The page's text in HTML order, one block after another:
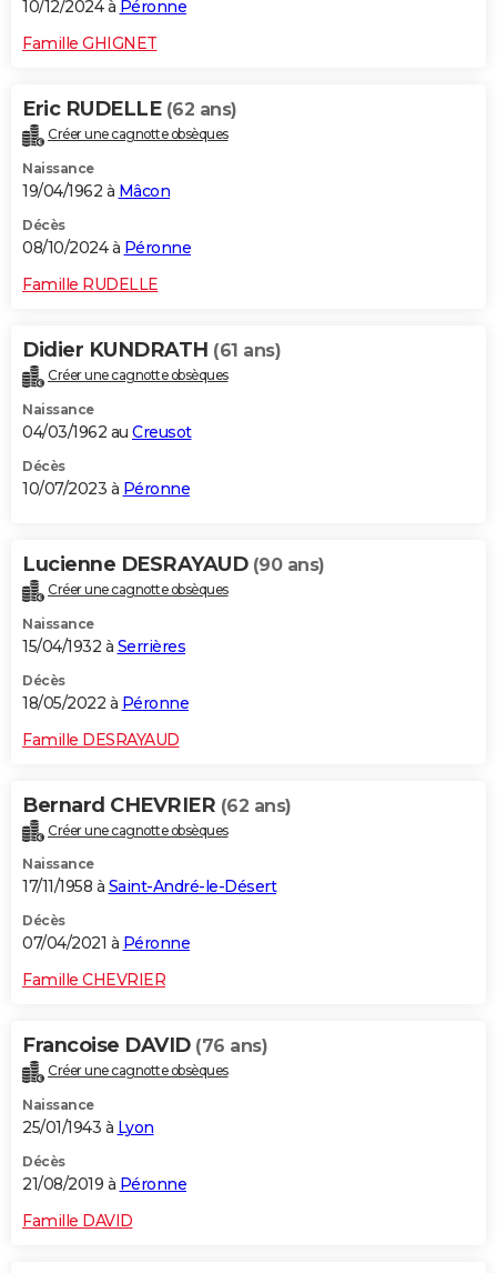
Carte de Noël
Carte Bonne année
Carte Saint-Valentin
Carte Pâques
Carte d'anniversaire
DICTIONNAIRE
Dictionnaire
Biographies
Citations
Expressions
Proverbes
PROGRAMME TV
S'inscrire
Se connecter
Lycées
Collèges
Primaires
Universités
Entreprises
Service militaire
Avis de recherche
AVIS DE DÉCÈS
FORUM
Bricolage
Lifestyle
Culture
Sport
Auto
Television
Voyage
Cinema
10/12/2024 à Péronne
Famille GHIGNET
Eric RUDELLE (62 ans)
Créer une cagnotte obsèques
Naissance
19/04/1962 à Mâcon
Décès
08/10/2024 à Péronne
Famille RUDELLE
Didier KUNDRATH (61 ans)
Créer une cagnotte obsèques
Naissance
04/03/1962 au Creusot
Décès
10/07/2023 à Péronne
Lucienne DESRAYAUD (90 ans)
Créer une cagnotte obsèques
Naissance
15/04/1932 à Serrières
Décès
18/05/2022 à Péronne
Famille DESRAYAUD
Bernard CHEVRIER (62 ans)
Créer une cagnotte obsèques
Naissance
17/11/1958 à Saint-André-le-Désert
Décès
07/04/2021 à Péronne
Famille CHEVRIER
Francoise DAVID (76 ans)
Créer une cagnotte obsèques
Naissance
25/01/1943 à Lyon
Décès
21/08/2019 à Péronne
Famille DAVID